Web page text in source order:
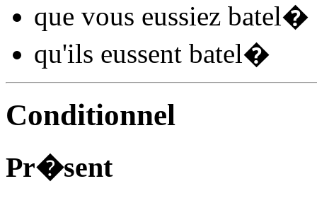
que vous eussiez batel�
qu'ils eussent batel�
Conditionnel
Pr�sent